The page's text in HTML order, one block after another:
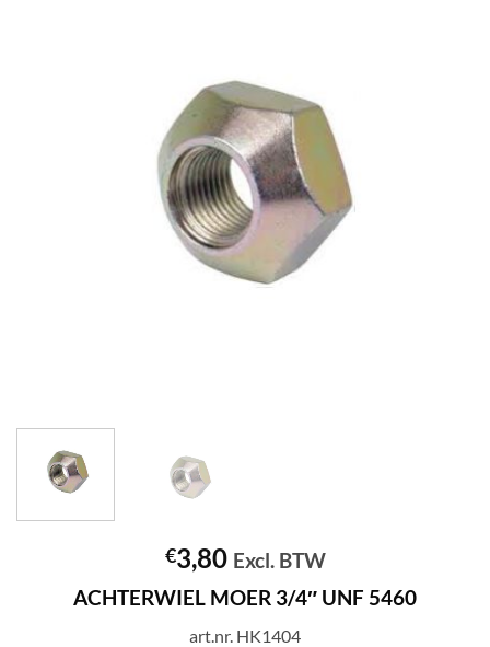
€3,80 Excl. BTW
ACHTERWIEL MOER 3/4″ UNF 5460
art.nr. HK1404